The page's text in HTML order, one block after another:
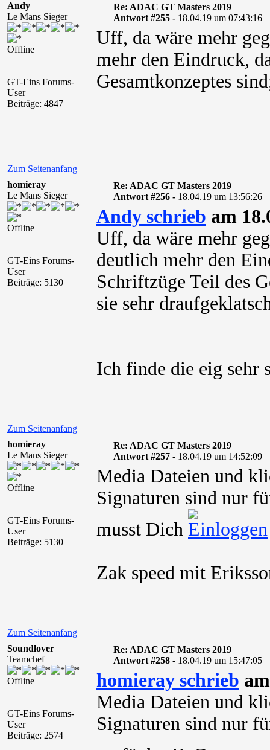
Andy
Le Mans Sieger
Offline
GT-Eins Forums-
User
Beiträge: 4847
Re: ADAC GT Masters 2019
Antwort #255 - 18.04.19 um 07:43:16
Uff, da wäre mehr
mehr den Eindruck,
Gesamtkonzeptes
Zum Seitenanfang
homieray
Le Mans Sieger
Offline
GT-Eins Forums-
User
Beiträge: 5130
Re: ADAC GT Masters 2019
Antwort #256 - 18.04.19 um 13:56:26
Andy schrieb am
Uff, da wäre mehr
deutlich mehr den
Schriftzüge Teil des
sie sehr
Ich finde die eig sehr
Zum Seitenanfang
homieray
Le Mans Sieger
Offline
GT-Eins Forums-
User
Beiträge: 5130
Re: ADAC GT Masters 2019
Antwort #257 - 18.04.19 um 14:52:09
Media Dateien und
Signaturen sind nur
musst Dich
Zak speed mit
Zum Seitenanfang
Soundlover
Teamchef
Offline
GT-Eins Forums-
User
Beiträge: 2574
Re: ADAC GT Masters 2019
Antwort #258 - 18.04.19 um 15:47:05
homieray schrieb
Media Dateien und
Signaturen sind nur